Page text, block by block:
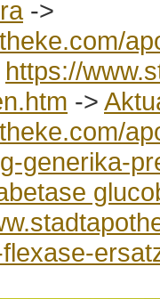
->
https://
->
generika-